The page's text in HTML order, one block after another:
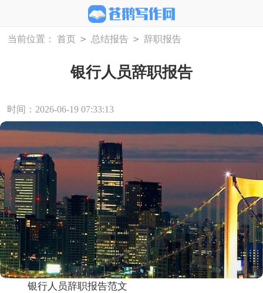
当前位置： 首页 > 总结报告 > 辞职报告
银行人员辞职报告
时间：2026-06-19 07:33:13
银行人员辞职报告范文